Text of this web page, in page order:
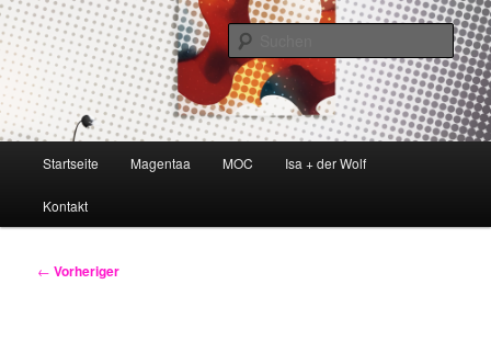
Zum
primären
Inhalt
springenMagentaa World
magentaa & more
Startseite Magentaa MOC Isa + der Wolf
Kontakt
Beitragsnavigation
← Vorheriger